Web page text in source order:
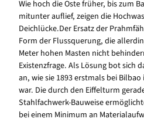
Wie hoch die Oste früher, bis zum
mitunter auflief, zeigen die
Deichlücke.Der Ersatz der
Form der Flussquerung, die
Meter hohen Masten nicht
Existenzfrage. Als Lösung bot sich
an, wie sie 1893 erstmals bei
war. Die durch den Eiffelturm
Stahlfachwerk-Bauweise
bei einem Minimum an